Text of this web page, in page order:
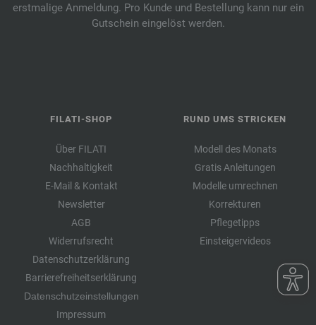
erstmalige Anmeldung. Pro Kunde und Bestellung kann nur ein
Gutschein eingelöst werden.
FILATI-SHOP
Über FILATI
Nachhaltigkeit
E-Mail & Kontakt
Newsletter
AGB
Widerrufsrecht
Datenschutzerklärung
Barrierefreiheitserklärung
Datenschutzeinstellungen
Impressum
RUND UMS STRICKEN
Modell des Monats
Gratis Anleitungen
Modelle umrechnen
Korrekturen
Pflegetipps
Einsteigervideos